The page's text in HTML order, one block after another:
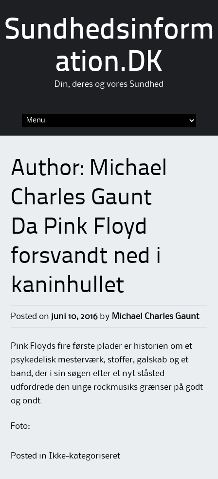
Sundhedsinform
ation.DK
Din, deres og vores Sundhed
Author: Michael
Charles Gaunt
Da Pink Floyd
forsvandt ned i
kaninhullet
Posted on juni 10, 2016 by Michael Charles Gaunt
Pink Floyds fire første plader er historien om et
psykedelisk mesterværk, stoffer, galskab og et
band, der i sin søgen efter et nyt ståsted
udfordrede den unge rockmusiks grænser på godt
og ondt.
Foto:
Posted in Ikke-kategoriseret